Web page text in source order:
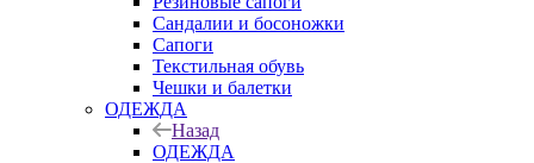
Сандалии и босоножки
Сапоги
Текстильная обувь
Чешки и балетки
ОДЕЖДА
Назад
ОДЕЖДА